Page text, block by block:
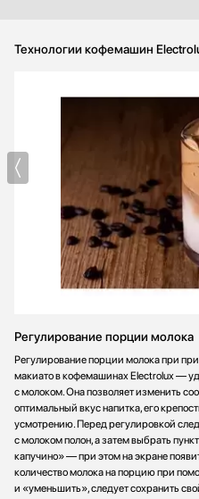
приём гостей — кофе всегда
Технологии кофемашин
Регулирование порции молока
Регулирование порции молока при
макиато в кофемашинах Electrolux —
с молоком. Она позволяет изменить
оптимальный вкус напитка, его
усмотрению. Перед регулировкой
с молоком полон, а затем выбрать
капучино» — при этом на экране
количество молока на порцию при
и «уменьшить», следует сохранить